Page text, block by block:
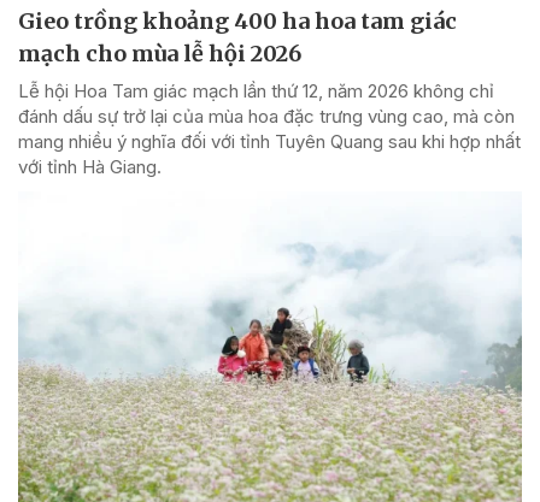
Gieo trồng khoảng 400 ha hoa tam giác
mạch cho mùa lễ hội 2026
Lễ hội Hoa Tam giác mạch lần thứ 12, năm 2026 không chỉ
đánh dấu sự trở lại của mùa hoa đặc trưng vùng cao, mà còn
mang nhiều ý nghĩa đối với tỉnh Tuyên Quang sau khi hợp nhất
với tỉnh Hà Giang.